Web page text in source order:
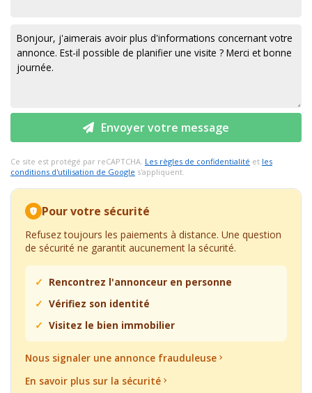
Envoyer votre message
Ce site est protégé par reCAPTCHA. Les règles de confidentialité et les
conditions d'utilisation de Google s'appliquent.
Pour votre sécurité
Refusez toujours les paiements à distance. Une question
de sécurité ne garantit aucunement la sécurité.
Rencontrez l'annonceur en personne
Vérifiez son identité
Visitez le bien immobilier
Nous signaler une annonce frauduleuse
En savoir plus sur la sécurité